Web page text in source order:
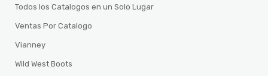
Todos los Catalogos en un Solo Lugar
Ventas Por Catalogo
Vianney
Wild West Boots